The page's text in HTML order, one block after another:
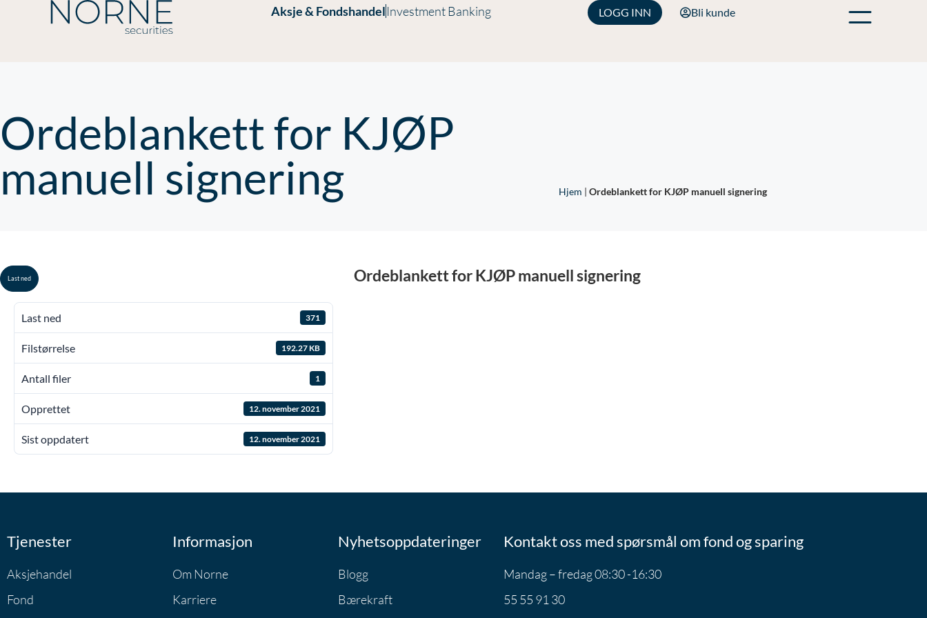
Aksje & FondshandelInvestment Banking LOGG INN Bli kunde
Ordeblankett for KJØP
manuell signering
Hjem | Ordeblankett for KJØP manuell signering
Last ned
Last ned 371
Filstørrelse 192.27 KB
Antall filer 1
Opprettet 12. november 2021
Sist oppdatert 12. november 2021
Ordeblankett for KJØP manuell signering
Tjenester
Aksjehandel
Fond
Informasjon
Om Norne
Karriere
Nyhetsoppdateringer
Blogg
Bærekraft
Kontakt oss med spørsmål om fond og sparing
Mandag – fredag 08:30 -16:30
55 55 91 30